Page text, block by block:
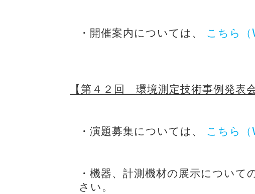
・開催案内については、 こちら（
【第４２回 環境測定技術事例発表
・演題募集については、 こちら（
・機器、計測機材の展示について
さい。